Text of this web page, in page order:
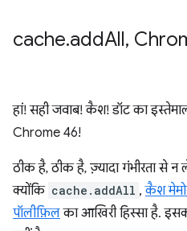
cache.addAll,
हां! सही जवाब! कैश! डॉट का
Chrome 46!
ठीक है, ठीक है, ज़्यादा गंभीरता से
क्योंकि cache.addAll ,कैश
पॉलीफ़िलका आखिरी हिस्सा है.